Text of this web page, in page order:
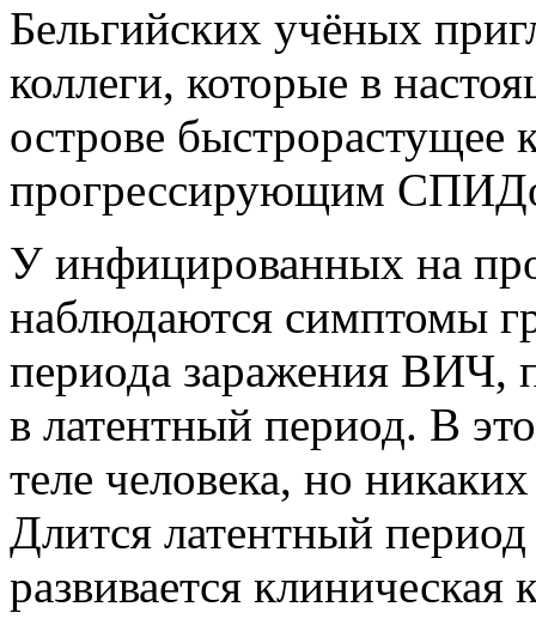
Бельгийских учёных
коллеги, которые в
острове быстрорастущее
прогрессирующим
У инфицированных на
наблюдаются симптомы
периода заражения ВИЧ,
в латентный период. В
теле человека, но
Длится латентный
развивается